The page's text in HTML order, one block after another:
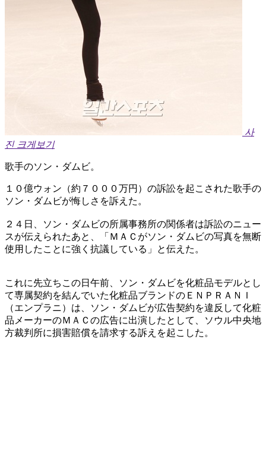
사
진 크게보기
歌手のソン・ダムビ。
１０億ウォン（約７０００万円）の訴訟を起こされた歌手の
ソン・ダムビが悔しさを訴えた。
２４日、ソン・ダムビの所属事務所の関係者は訴訟のニュー
スが伝えられたあと、「ＭＡＣがソン・ダムビの写真を無断
使用したことに強く抗議している」と伝えた。
これに先立ちこの日午前、ソン・ダムビを化粧品モデルとし
て専属契約を結んでいた化粧品ブランドのＥＮＰＲＡＮＩ
（エンプラニ）は、ソン・ダムビが広告契約を違反して化粧
品メーカーのＭＡＣの広告に出演したとして、ソウル中央地
方裁判所に損害賠償を請求する訴えを起こした。